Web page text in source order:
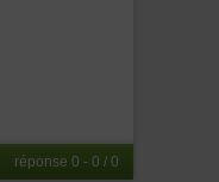
réponse 0 - 0 / 0